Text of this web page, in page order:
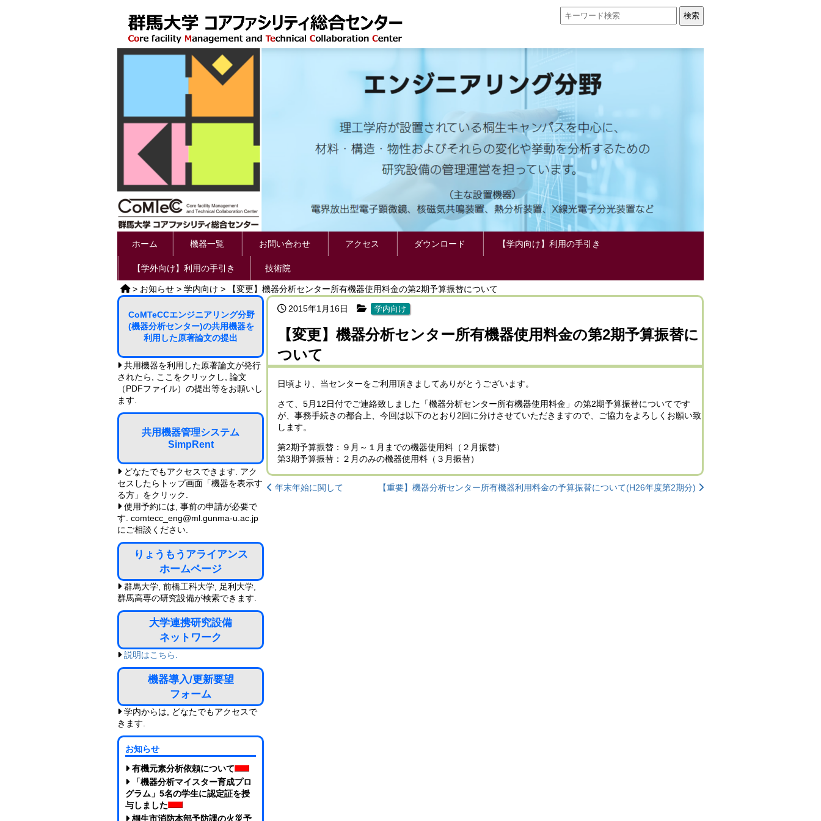
ホーム 機器一覧 お問い合わせ アクセス ダウンロード 【学内向け】利用の手引き
【学外向け】利用の手引き 技術院
> お知らせ > 学内向け >
【変更】機器分析センター所有機器使用料金の第2期予算振替について
2015年1月16日
学内向け
【変更】機器分析センター所有機器使用料金の第2期予算振替に
ついて
日頃より、当センターをご利用頂きましてありがとうございます。
さて、5月12日付でご連絡致しました「機器分析センター所有機器使用料金」の第2期予算振替についてです
が、事務手続きの都合上、今回は以下のとおり2回に分けさせていただきますので、ご協力をよろしくお願い致
します。
第2期予算振替：９月～１月までの機器使用料（２月振替）
第3期予算振替：２月のみの機器使用料（３月振替）
年末年始に関して 【重要】機器分析センター所有機器利用料金の予算振替について(H26年度第2期分)
CoMTeCCエンジニアリング分野
(機器分析センター)の共用機器を
利用した原著論文の提出
共用機器を利用した原著論文が発行
されたら, ここをクリックし, 論文
（PDFファイル）の提出等をお願いし
ます.
共用機器管理システム
SimpRent
どなたでもアクセスできます. アク
セスしたらトップ画面「機器を表示す
る方」をクリック.
使用予約には, 事前の申請が必要で
す. comtecc_eng@ml.gunma-u.ac.jp
にご相談ください.
りょうもうアライアンス
ホームページ
群馬大学, 前橋工科大学, 足利大学,
群馬高専の研究設備が検索できます.
大学連携研究設備
ネットワーク
説明はこちら.
機器導入/更新要望
フォーム
学内からは, どなたでもアクセスで
きます.
お知らせ
有機元素分析依頼について
「機器分析マイスター育成プロ
グラム」5名の学生に認定証を授
与しました
桐生市消防本部予防課の火災予